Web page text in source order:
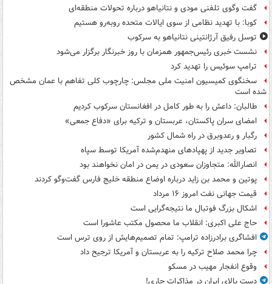
گفت وگوی تلفنی مودی و نتانیاهو درباره تحولات منطقه‌ای
کوبا: با تهدید نظامی از سوی ایالات متحده روبه‌رو هستیم
توسل رفیق آرژانتینی نتانیاهو به سرکوب
نشست خبری رئیس‌جمهور همزمان با روز خبرنگار برگزار می‌شود
ترامپ سوئیس را تهدید کرد
سخنگوی کمیسیون امنیت ملی مجلس: چارچوب کلی تفاهم با عمان مشخص
شده است
طالبان: داعش را به طور کامل در افغانستان سرکوب کردیم
امضای سران پاکستان، عربستان و ترکیه برای «دفاع جمعی»
رگبار و رعدوبرق در راه شمال کشور
تصاویر جدید از پهپادهای منهدم‌شده آمریکا توسط سپاه
انصارالله: متجاوزان سعودی در یمن در امان نخواهند بود
پوتین و محمد بن زاید درباره اوضاع منطقه خلیج فارس گفت‌وگو کردند
قیمت جهانی نفت امروز ۱۶ مرداد
اشکال بزرگ فوتبال ما نتیجه‌گرایی است
حاج علی اکبری: انقلاب ما محصول مکتب عاشورا است
افشاگری برادرزاده ترامپ: تمام تصمیم‌هایش از روی ترس است
چرا محمد صلاح ترکیه را به عربستان و آمریکا ترجیح داد
وقوع انفجار مهیب در مسکو
دست بالای ایران در مذاکرات جاری!